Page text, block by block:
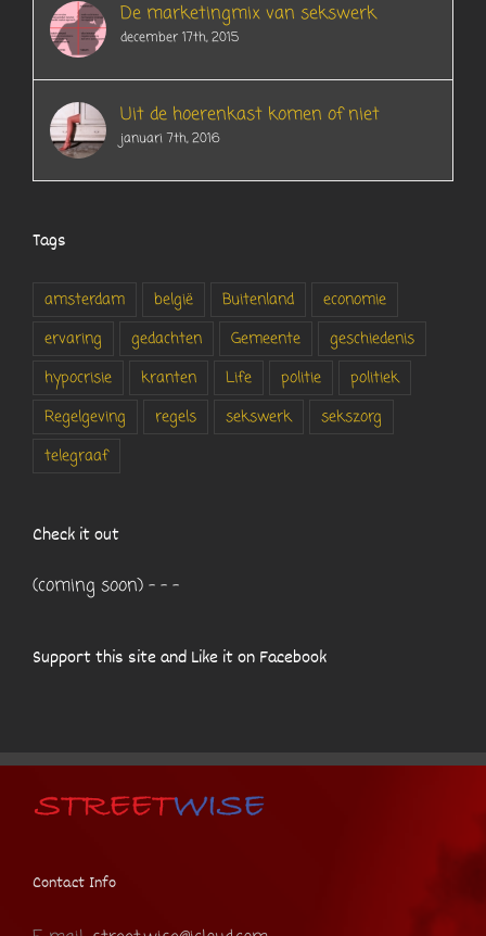
De marketingmix van sekswerk
december 17th, 2015
Uit de hoerenkast komen of niet
januari 7th, 2016
Tags
amsterdam belgië Buitenland
economie
ervaring
gedachten Gemeente
geschiedenis
hypocrisie
kranten Life politie
politiek
Regelgeving
regels sekswerk
sekszorg
telegraaf
Check it out
(coming soon) - - -
Support this site and Like it on Facebook
Contact Info